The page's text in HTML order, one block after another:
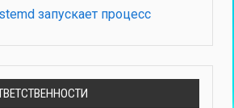
запускает процесс